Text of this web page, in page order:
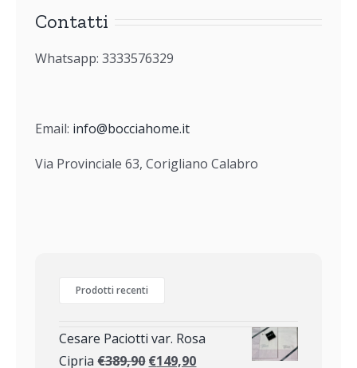
Contatti
Whatsapp: 3333576329
Email: info@bocciahome.it
Via Provinciale 63, Corigliano Calabro
Prodotti recenti
Cesare Paciotti var. Rosa
Cipria €389,90 €149,90